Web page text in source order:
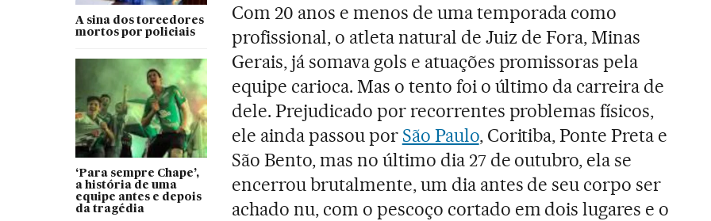
A sina dos torcedores
mortos por policiais
‘Para sempre Chape’,
a história de uma
equipe antes e depois
da tragédia
Com 20 anos e menos de uma temporada como
profissional, o atleta natural de Juiz de Fora, Minas
Gerais, já somava gols e atuações promissoras pela
equipe carioca. Mas o tento foi o último da carreira de
dele. Prejudicado por recorrentes problemas físicos,
ele ainda passou por São Paulo, Coritiba, Ponte Preta e
São Bento, mas no último dia 27 de outubro, ela se
encerrou brutalmente, um dia antes de seu corpo ser
achado nu, com o pescoço cortado em dois lugares e o